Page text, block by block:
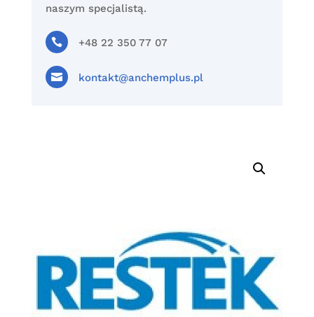
naszym specjalistą.
 +48 22 350 77 07
 kontakt@anchemplus.pl